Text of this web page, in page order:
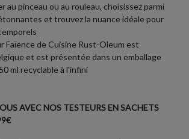
au pinceau ou au rouleau, choisissez parmi
et trouvez la nuance idéale pour
Faïence de Cuisine Rust-Oleum est
et est présentée dans un emballage
ml recyclable à l'infini
AVEC NOS TESTEURS EN SACHETS